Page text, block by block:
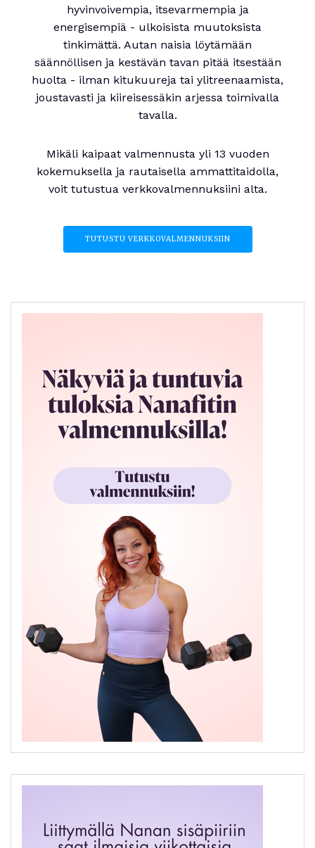
hyvinvoivempia, itsevarmempia ja
energisempiä - ulkoisista muutoksista
tinkimättä. Autan naisia löytämään
säännöllisen ja kestävän tavan pitää itsestään
huolta - ilman kitukuureja tai ylitreenaamista,
joustavasti ja kiireisessäkin arjessa toimivalla
tavalla.
Mikäli kaipaat valmennusta yli 13 vuoden
kokemuksella ja rautaisella ammattitaidolla,
voit tutustua verkkovalmennuksiini alta.
TUTUSTU VERKKOVALMENNUKSIIN